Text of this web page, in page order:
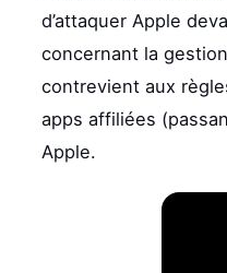
d’attaquer Apple
concernant la
contrevient aux
apps affiliées
Apple.